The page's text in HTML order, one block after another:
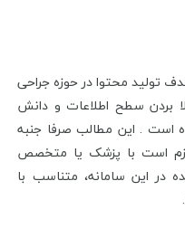
تولید محتوا در حوزه جراحی
بردن سطح اطلاعات و دانش
است . این مطالب صرفا جنبه
است با پزشک یا متخصص
در این سامانه، متناسب با